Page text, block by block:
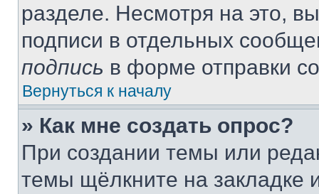
разделе. Несмотря на это,
подписи в отдельных
подпись в форме отправки
Вернуться к началу
» Как мне создать опрос?
При создании темы или
темы щёлкните на